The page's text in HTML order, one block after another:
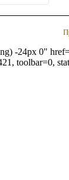
-24px 0"
toolbar=0,